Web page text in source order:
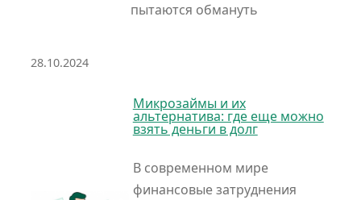
пытаются обмануть
28.10.2024
Микрозаймы и их
альтернатива: где еще можно
взять деньги в долг
В современном мире
финансовые затруднения